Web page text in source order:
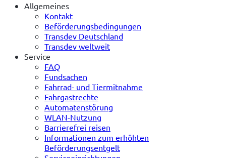
Allgemeines
Kontakt
Beförderungsbedingungen
Transdev Deutschland
Transdev weltweit
Service
FAQ
Fundsachen
Fahrrad- und Tiermitnahme
Fahrgastrechte
Automatenstörung
WLAN-Nutzung
Barrierefrei reisen
Informationen zum erhöhten
Beförderungsentgelt